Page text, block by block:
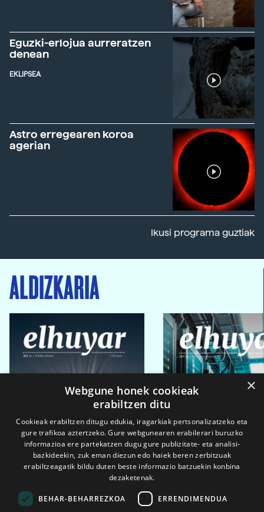
Eguzki-erlojua aurreratzen
denean
EKLIPSEA
Astro erregearen koroa
agerian
Ikusi programa guztiak
ALDIZKARIA
×
Webgune honek cookieak
erabiltzen ditu
Cookieak erabiltzen ditugu edukia, iragarkiak pertsonalizatzeko eta
gure trafikoa aztertzeko. Gure webgunearen erabilerari buruzko
informazioa ere partekatzen dugu gure publizitate- eta analisi-
bazkideekin, zuk eman diezun edo haiek beren zerbitzuak
erabiltzeagatik bildu duten beste informazio batzuekin konbina
dezaketenak.
BEHAR-BEHARREZKOA ERRENDIMENDUA